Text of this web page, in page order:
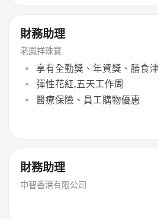
財務助理
老鳳祥珠寶
享有全勤獎、年資獎、膳食
彈性花紅,五天工作周
醫療保險、員工購物優惠
財務助理
中智香港有限公司